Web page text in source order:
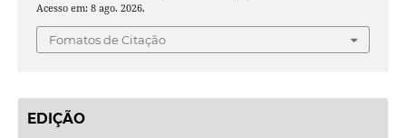
Acesso em: 8 ago. 2026.
Fomatos de Citação
EDIÇÃO